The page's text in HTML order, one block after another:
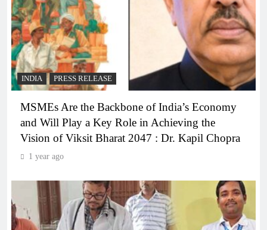
INDIA PRESS RELEASE
MSMEs Are the Backbone of India’s Economy
and Will Play a Key Role in Achieving the
Vision of Viksit Bharat 2047 : Dr. Kapil Chopra
1 year ago